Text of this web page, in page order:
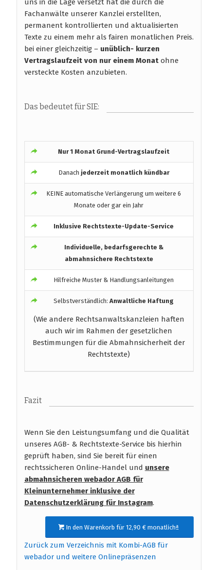
uns in die Lage versetzt hat die durch die
Fachanwälte unserer Kanzlei erstellten,
permanent kontrollierten und aktualisierten
Texte zu einem mehr als fairen monatlichen Preis.
bei einer gleichzeitig – unüblich- kurzen
Vertragslaufzeit von nur einem Monat ohne
versteckte Kosten anzubieten.
Das bedeutet für SIE:
Nur 1 Monat Grund-Vertragslaufzeit
Danach jederzeit monatlich kündbar
KEINE automatische Verlängerung um weitere 6
Monate oder gar ein Jahr
Inklusive Rechtstexte-Update-Service
Individuelle, bedarfsgerechte &
abmahnsichere Rechtstexte
Hilfreiche Muster & Handlungsanleitungen
Selbstverständlich:Anwaltliche Haftung
(Wie andere Rechtsanwaltskanzleien haften
auch wir im Rahmen der gesetzlichen
Bestimmungen für die Abmahnsicherheit der
Rechtstexte)
Fazit
Wenn Sie den Leistungsumfang und die Qualität
unseres AGB- & Rechtstexte-Service bis hierhin
geprüft haben, sind Sie bereit für einen
rechtssicheren Online-Handel und unsere
abmahnsicheren webador AGB für
Kleinunternehmer inklusive der
Datenschutzerklärung für Instagram.
In den Warenkorb für 12,90 € monatlichª
Zurück zum Verzeichnis mit Kombi-AGB für
webador und weitere Onlinepräsenzen